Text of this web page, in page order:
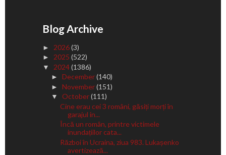
Blog Archive
► 2026(3)
► 2025 (522)
▼ 2024(1386)
► December(140)
► November(151)
▼ October(111)
Cine erau cei 3 români, găsiți morți în
garajul in...
Încă un român, printre victimele
inundațiilor cata...
Război în Ucraina, ziua 983. Lukașenko
avertizează...